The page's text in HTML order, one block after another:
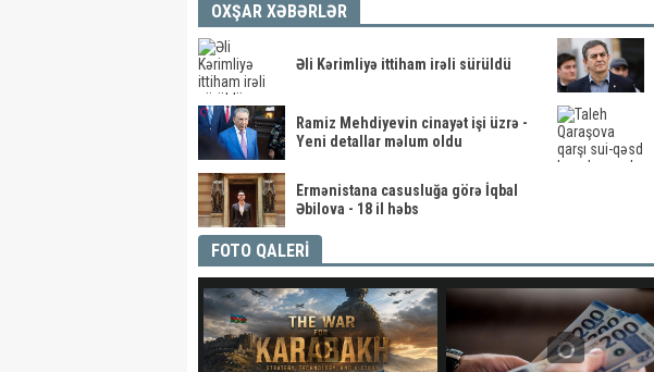
OXŞAR XƏBƏRLƏR
Əli Kərimliyə ittiham irəli sürüldü
Ramiz Mehdiyevin cinayət işi üzrə -
Yeni detallar məlum oldu
Ermənistana casusluğa görə İqbal
Əbilova - 18 il həbs
FOTO QALERİ